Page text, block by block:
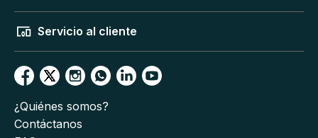
Servicio al cliente
¿Quiénes somos?
Contáctanos